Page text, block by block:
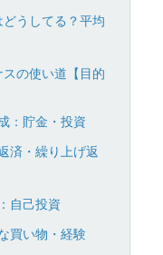
うしてる？平均
の使い道【目的
：貯金・投資
済・繰り上げ返
自己投資
買い物・経験